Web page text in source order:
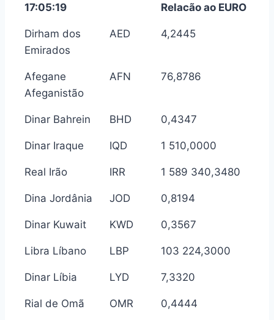
17:05:19
Relacão ao EURO
Dirham dos
Emirados
AED 4,2445
Afegane
Afeganistão
AFN 76,8786
Dinar Bahrein BHD 0,4347
Dinar Iraque IQD 1 510,0000
Real Irão IRR 1 589 340,3480
Dina Jordânia JOD 0,8194
Dinar Kuwait KWD 0,3567
Libra Líbano LBP 103 224,3000
Dinar Líbia LYD 7,3320
Rial de Omã OMR 0,4444